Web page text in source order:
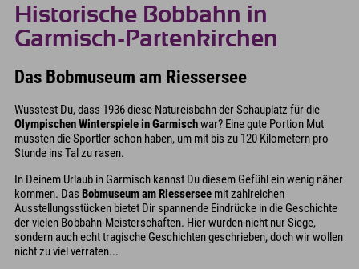
Historische Bobbahn in
Garmisch-Partenkirchen
Das Bobmuseum am Riessersee
Wusstest Du, dass 1936 diese Natureisbahn der Schauplatz für die
Olympischen Winterspiele in Garmischwar? Eine gute Portion Mut
mussten die Sportler schon haben, um mit bis zu 120 Kilometern pro
Stunde ins Tal zu rasen.
In Deinem Urlaub in Garmisch kannst Du diesem Gefühl ein wenig näher
kommen. Das Bobmuseum am Riessersee mit zahlreichen
Ausstellungsstücken bietet Dir spannende Eindrücke in die Geschichte
der vielen Bobbahn-Meisterschaften. Hier wurden nicht nur Siege,
sondern auch echt tragische Geschichten geschrieben, doch wir wollen
nicht zu viel verraten...